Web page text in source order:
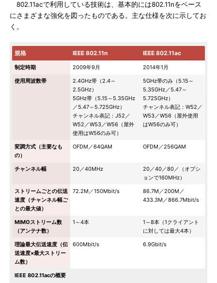
802.11acで利用している技術は、基本的には802.11nをベース
にさまざまな強化を図ったものである。主な仕様を次に示してお
く。
規格 IEEE 802.11n IEEE 802.11ac
制定時期 2009年9月
2014年1月
使用周波数帯
2.4GHz帯（2.4～
2.5GHz）
5GHz帯（5.15～5.35GHz
／5.47～5.725GHz）
チャンネル表記：J52／
W52／W53／W56（屋外
使用はW56のみ可）
5GHz帯のみ（5.15～
5.35GHz／5.47～
5.725GHz）
チャンネル表記：W52／
W53／W56（屋外使用
はW56のみ可）
変調方式（主要なも
の）
OFDM／64QAM OFDM／256QAM
チャンネル幅 20／40MHz
20／40／80／（オプシ
ョンで160MHz）
ストリームごとの伝送
速度（チャンネル幅ご
との最大値）
72.2M／150Mbit/s
86.7M／200M／
433.3M／866.7Mbit/s
MIMOストリーム数
（アンテナ数）
1～4本
1～8本（1クライアント
に対しては最大4本）
理論最大伝送速度（伝
送速度×最大ストリー
ム数）
600Mbit/s 6.9Gbit/s
IEEE 802.11acの概要